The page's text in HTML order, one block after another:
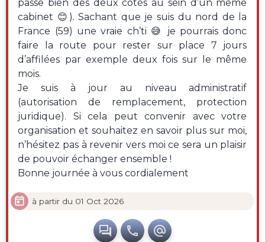
passe bien des deux côtés au sein d’un même
cabinet 😊). Sachant que je suis du nord de la
France (59) une vraie ch’ti 😅 je pourrais donc
faire la route pour rester sur place 7 jours
d’affilées par exemple deux fois sur le même
mois.
Je suis à jour au niveau administratif
(autorisation de remplacement, protection
juridique). Si cela peut convenir avec votre
organisation et souhaitez en savoir plus sur moi,
n’hésitez pas à revenir vers moi ce sera un plaisir
de pouvoir échanger ensemble !
Bonne journée à vous cordialement
 à partir du 01 Oct 2026
  